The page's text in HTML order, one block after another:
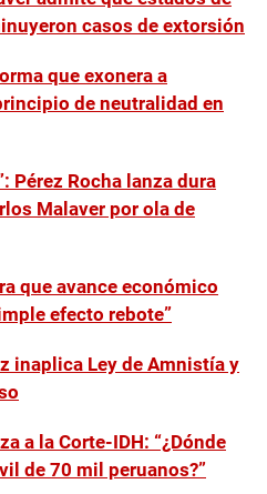
casos de extorsión
que exonera a
de neutralidad en
Pérez Rocha lanza dura
Malaver por ola de
que avance económico
efecto rebote”
inaplica Ley de Amnistía y
a la Corte-IDH: “¿Dónde
de 70 mil peruanos?”